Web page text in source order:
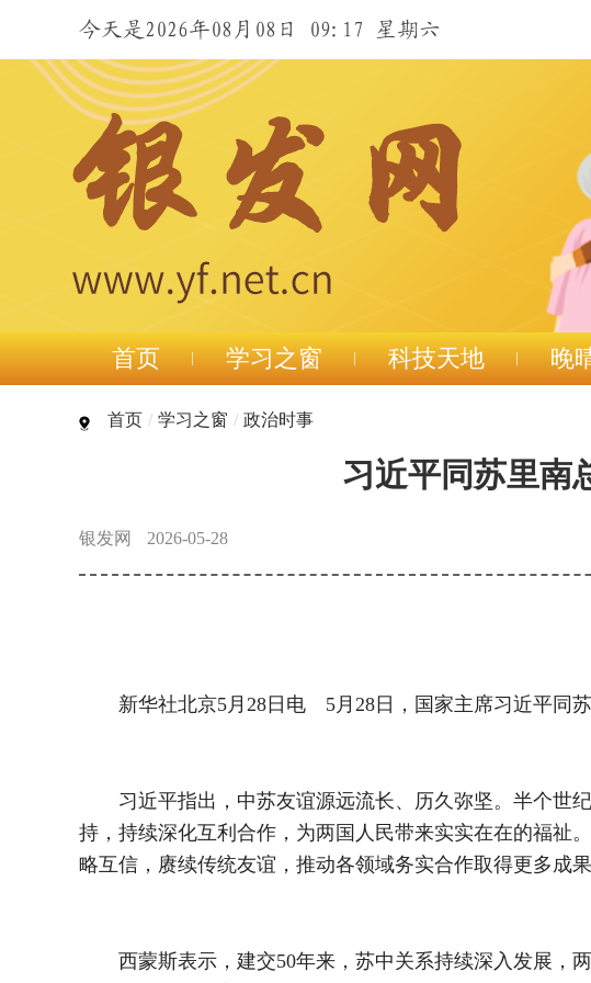
今天是2026年08月08日 09:17 星期六
首页 学习之窗 科技天地 晚
首页 / 学习之窗 / 政治时事
习近平同苏里南
银发网 2026-05-28
新华社北京5月28日电 5月28日，国家主席习近平同苏
习近平指出，中苏友谊源远流长、历久弥坚。半个世纪
持，持续深化互利合作，为两国人民带来实实在在的福祉
略互信，赓续传统友谊，推动各领域务实合作取得更多成
西蒙斯表示，建交50年来，苏中关系持续深入发展，两